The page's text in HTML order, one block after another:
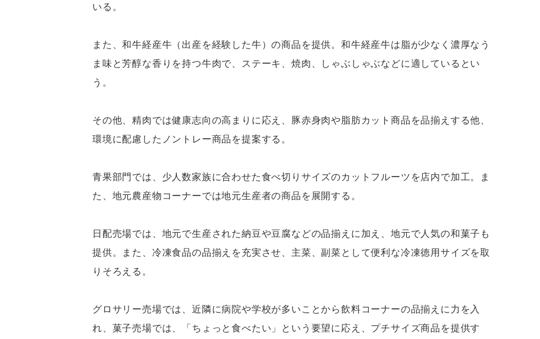
いる。
また、和牛経産牛（出産を経験した牛）の商品を提供。和牛経産牛は脂が少なく濃厚なう
ま味と芳醇な香りを持つ牛肉で、ステーキ、焼肉、しゃぶしゃぶなどに適しているとい
う。
その他、精肉では健康志向の高まりに応え、豚赤身肉や脂肪カット商品を品揃えする他、
環境に配慮したノントレー商品を提案する。
青果部門では、少人数家族に合わせた食べ切りサイズのカットフルーツを店内で加工。ま
た、地元農産物コーナーでは地元生産者の商品を展開する。
日配売場では、地元で生産された納豆や豆腐などの品揃えに加え、地元で人気の和菓子も
提供。また、冷凍食品の品揃えを充実させ、主菜、副菜として便利な冷凍徳用サイズを取
りそろえる。
グロサリー売場では、近隣に病院や学校が多いことから飲料コーナーの品揃えに力を入
れ、菓子売場では、「ちょっと食べたい」という要望に応え、プチサイズ商品を提供す